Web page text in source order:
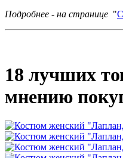
Подробнее - на странице "
18 лучших
мнению